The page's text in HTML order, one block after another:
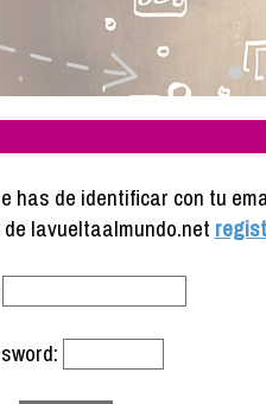
has de identificar con tu
lavueltaalmundo.net